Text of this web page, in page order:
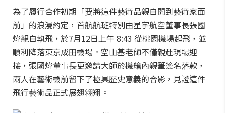
為了履行合作初期「要將這件藝術品親自開到藝術家面
前」的浪漫約定，首航航班特別由星宇航空董事長張國
煒親自執飛，於7月12日上午 8:43 從桃園機場起飛，並
順利降落東京成田機場。空山基老師不僅親赴現場迎
接，張國煒董事長更邀請大師於機艙內親筆簽名落款，
兩人在藝術機前留下了極具歷史意義的合影，見證這件
飛行藝術品正式展翅翱翔。